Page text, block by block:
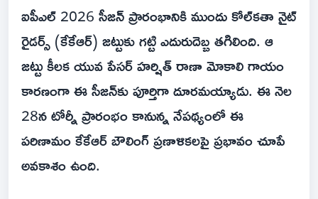
ఐపీఎల్ 2026 సీజన్ ప్రారంభానికి ముందు కోల్‌కతా నైట్
రైడర్స్ (కేకేఆర్) జట్టుకు గట్టి ఎదురుదెబ్బ తగిలింది. ఆ
జట్టు కీలక యువ పేసర్ హర్షిత్ రాణా మోకాలి గాయం
కారణంగా ఈ సీజన్‌కు పూర్తిగా దూరమయ్యాడు. ఈ నెల‌
28న టోర్నీ ప్రారంభం కానున్న నేపథ్యంలో ఈ
పరిణామం కేకేఆర్ బౌలింగ్ ప్రణాళికలపై ప్రభావం చూపే
అవకాశం ఉంది.